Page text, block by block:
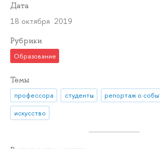
Дата
18 октября 2019
Рубрики
Образование
Темы
профессора студенты
репортаж о
искусство